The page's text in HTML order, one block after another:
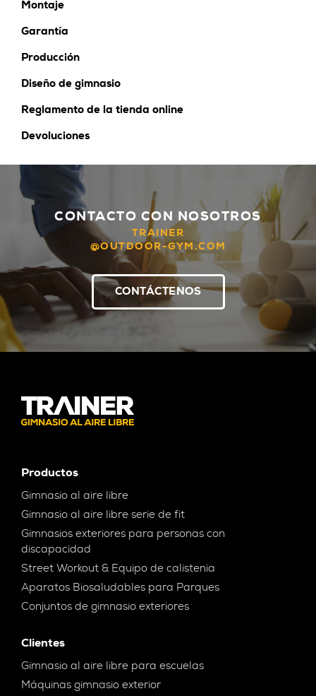
Montaje
Garantía
Producción
Diseño de gimnasio
Reglamento de la tienda online
Devoluciones
CONTACTO CON NOSOTROS
TRAINER
@OUTDOOR-GYM.COM
CONTÁCTENOS
Productos
Gimnasio al aire libre
Gimnasio al aire libre serie de fit
Gimnasios exteriores para personas con
discapacidad
Street Workout & Equipo de calistenia
Aparatos Biosaludables para Parques
Conjuntos de gimnasio exteriores
Clientes
Gimnasio al aire libre para escuelas
Máquinas gimnasio exterior